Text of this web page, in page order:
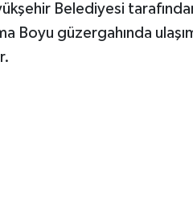
Belediyesi
Boyu güzergahında